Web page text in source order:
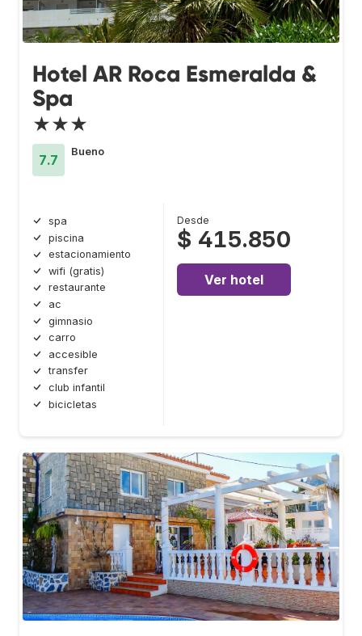
Hotel AR Roca Esmeralda &
Spa
★★★
7.7
Bueno
spa
piscina
estacionamiento
wifi (gratis)
restaurante
ac
gimnasio
carro
accesible
transfer
club infantil
bicicletas
Desde
$ 415.850
Ver hotel